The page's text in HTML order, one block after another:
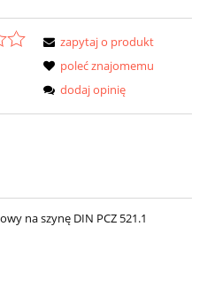
zapytaj o produkt
poleć znajomemu
dodaj opinię
na szynę DIN PCZ 521.1